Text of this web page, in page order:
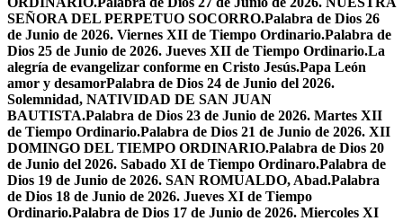
SEÑORA DEL PERPETUO SOCORRO.Palabra de Dios 26
de Junio de 2026. Viernes XII de Tiempo Ordinario.Palabra de
Dios 25 de Junio de 2026. Jueves XII de Tiempo Ordinario.La
alegría de evangelizar conforme en Cristo Jesús.Papa León
amor y desamorPalabra de Dios 24 de Junio del 2026.
Solemnidad, NATIVIDAD DE SAN JUAN
BAUTISTA.Palabra de Dios 23 de Junio de 2026. Martes XII
de Tiempo Ordinario.Palabra de Dios 21 de Junio de 2026. XII
DOMINGO DEL TIEMPO ORDINARIO.Palabra de Dios 20
de Junio del 2026. Sabado XI de Tiempo Ordinaro.Palabra de
Dios 19 de Junio de 2026. SAN ROMUALDO, Abad.Palabra
de Dios 18 de Junio de 2026. Jueves XI de Tiempo
Ordinario.Palabra de Dios 17 de Junio de 2026. Miercoles XI